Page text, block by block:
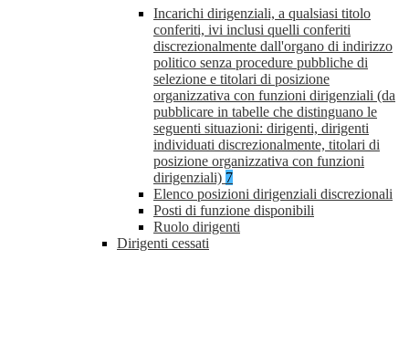
Incarichi dirigenziali, a qualsiasi titolo
conferiti, ivi inclusi quelli conferiti
discrezionalmente dall'organo di indirizzo
politico senza procedure pubbliche di
selezione e titolari di posizione
organizzativa con funzioni dirigenziali (da
pubblicare in tabelle che distinguano le
seguenti situazioni: dirigenti, dirigenti
individuati discrezionalmente, titolari di
posizione organizzativa con funzioni
dirigenziali) 7
Elenco posizioni dirigenziali discrezionali
Posti di funzione disponibili
Ruolo dirigenti
Dirigenti cessati